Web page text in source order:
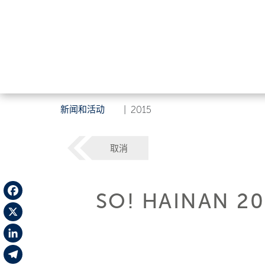
新闻和活动 2015
Facebook
X
LinkedIn
取消
SO! HAINAN